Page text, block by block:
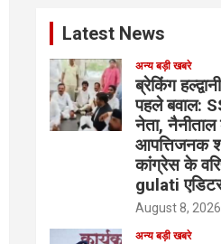
Latest News
अन्य बड़ी खबरे
ब्रेकिंग
पहले बवाल:
नेता,
आपत्तिजनक
कांग्रेस के
gulati
August 8, 2026
अन्य बड़ी खबरे